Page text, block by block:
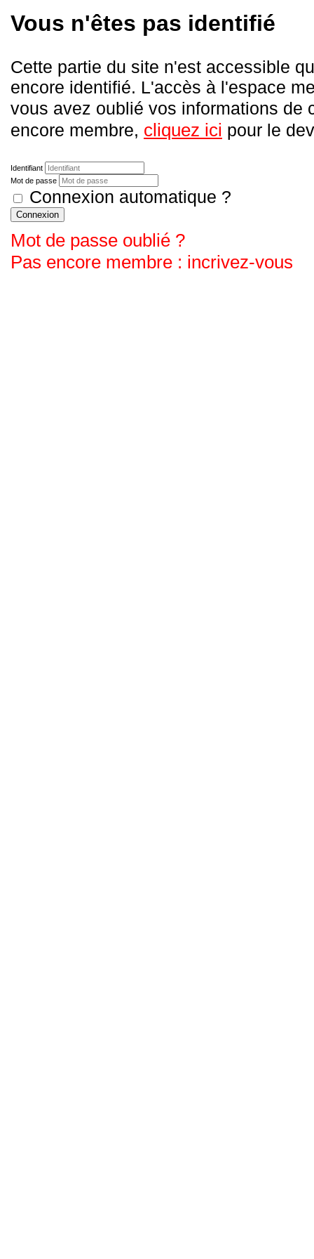
Vous n'êtes pas identifié
Cette partie du site n'est accessible
encore identifié. L'accès à l'espace
vous avez oublié vos informations de
encore membre, cliquez ici pour le
Identifiant
Mot de passe
Connexion automatique ?
Connexion
Mot de passe oublié ?
Pas encore membre : incrivez-vous